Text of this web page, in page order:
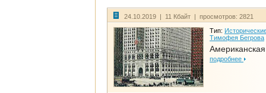
24.10.2019 | 11 Кбайт | просмотров: 2821
Тип:
Тимофея Бегрова
подробнее